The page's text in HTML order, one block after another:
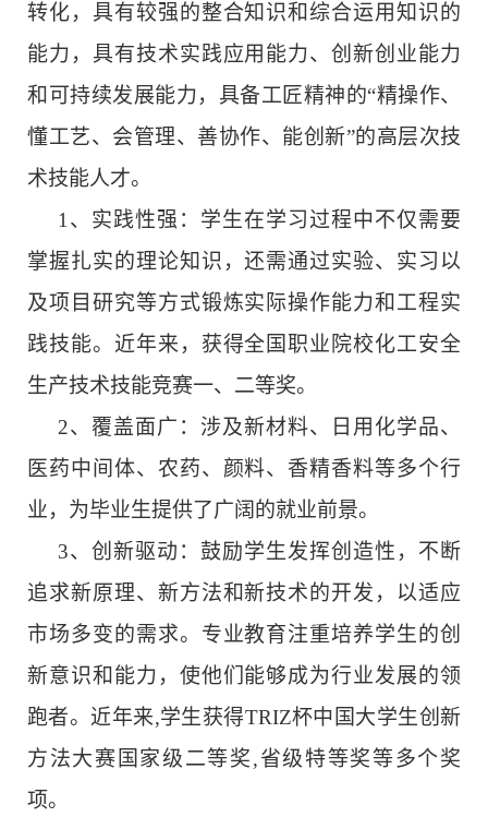
转化，具有较强的整合知识和综合运用知识的
能力，具有技术实践应用能力、创新创业能力
和可持续发展能力，具备工匠精神的“精操作、
懂工艺、会管理、善协作、能创新”的高层次技
术技能人才。
1、 实践性强：学生在学习过程中不仅需要
掌握扎实的理论知识，还需通过实验、实习以
及项目研究等方式锻炼实际操作能力和工程实
践技能。近年来，获得全国职业院校化工安全
生产技术技能竞赛一、二等奖。
2、 覆盖面广：涉及新材料、日用化学品、
医药中间体、农药、颜料、香精香料等多个行
业，为毕业生提供了广阔的就业前景。
3、 创新驱动：鼓励学生发挥创造性，不断
追求新原理、新方法和新技术的开发，以适应
市场多变的需求。专业教育注重培养学生的创
新意识和能力，使他们能够成为行业发展的领
跑者。近年来,学生获得TRIZ杯中国大学生创新
方法大赛国家级二等奖,省级特等奖等多个奖
项。